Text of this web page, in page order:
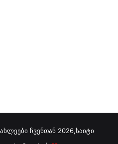
ჩვენთან 2026,საიტი